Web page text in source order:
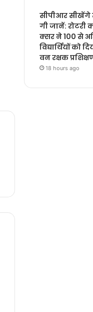
सीपीआर सीखेंगे
गी जानें: रोटरी
क्सर ने 100 से
विद्यार्थियों को
वन रक्षक
18 hours ago